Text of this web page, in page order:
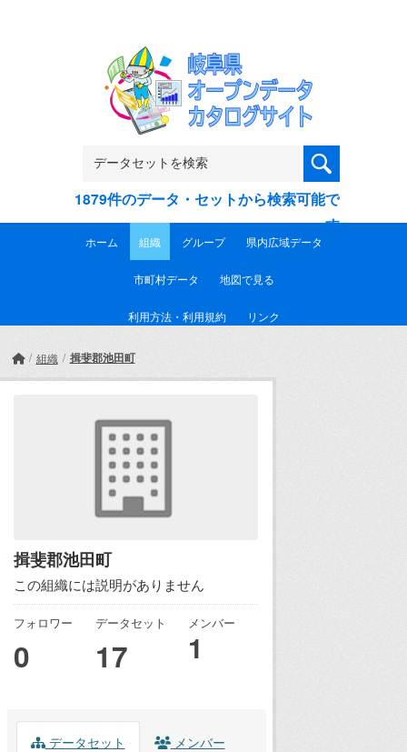
1879件のデータ・セットから検索可能で
す
ホーム 組織 グループ 県内広域データ
市町村データ 地図で見る
利用方法・利用規約 リンク
組織 揖斐郡池田町
揖斐郡池田町
この組織には説明がありません
フォロワー
0
データセット
17
メンバー
1
データセット メンバー